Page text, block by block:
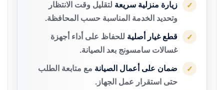
✓ زيارة منزلية سريعة لتقليل وقت الانتظار
وتحديد الخدمة المناسبة حسب المحافظة.
✓ قطع غيار أصلية للحفاظ على أداء أجهزة
غسالات سامسونج بعد الصيانة.
✓ ضمان على أعمال الصيانة مع متابعة الطلب
حتى استقرار عمل الجهاز.